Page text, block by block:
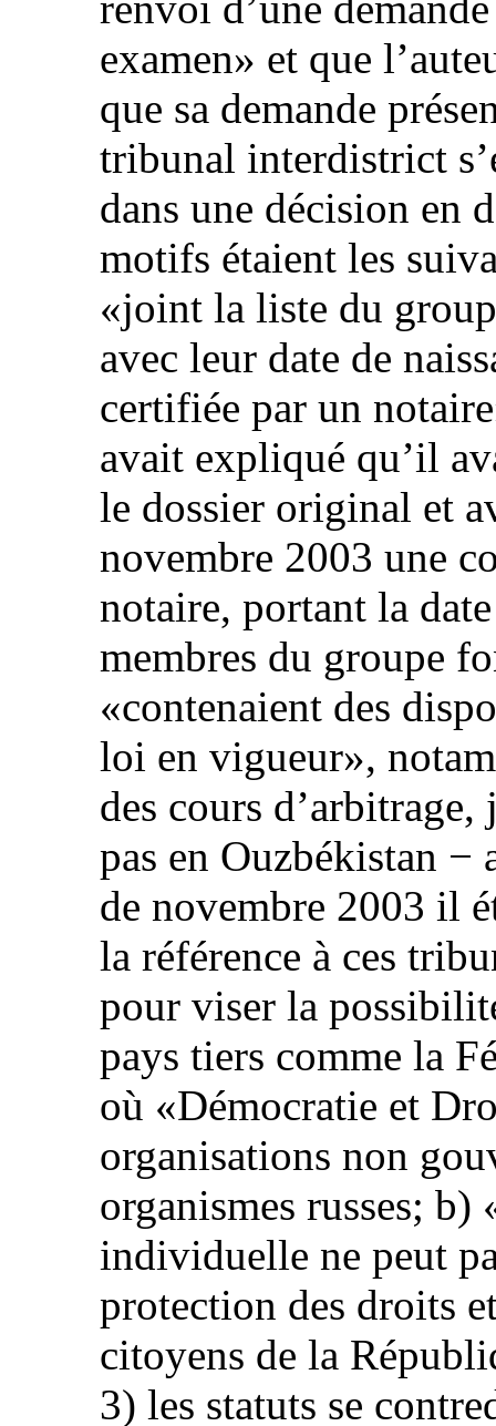
examen» et que
que sa demande
tribunal interdistrict
dans une décision en
motifs étaient les
«joint la liste du
avec leur date de
certifiée par un
avait expliqué qu’il
le dossier original et
novembre 2003 une
notaire, portant la
membres du groupe
«contenaient des
loi en vigueur»,
des cours
pas en Ouzbékistan −
de novembre 2003 il
la référence à ces
pour viser la
pays tiers comme la
où «Démocratie et
organisations non
organismes russes;
individuelle ne peut
protection des droits
citoyens de la
3) les statuts se